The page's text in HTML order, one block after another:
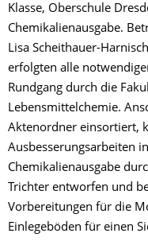
Klasse, Oberschule
Chemikalienausgabe.
Lisa Scheithauer-
erfolgten alle
Rundgang durch die
Lebensmittelchemie.
Aktenordner einsortiert,
Ausbesserungsarbeiten
Chemikalienausgabe
Trichter entworfen und
Vorbereitungen für die
Einlegeböden für einen